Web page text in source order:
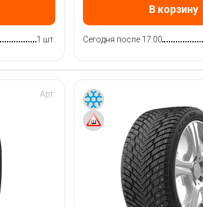
1 шт.
В корзину
Сегодня после 17:00
Арт: